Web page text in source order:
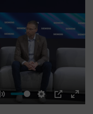
Mute Settings
PIP
Enter